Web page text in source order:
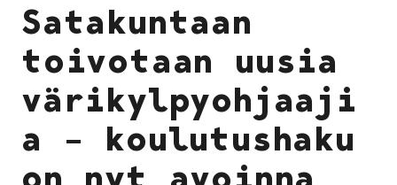
Satakuntaan
toivotaan uusia
värikylpyohjaaji
a – koulutushaku